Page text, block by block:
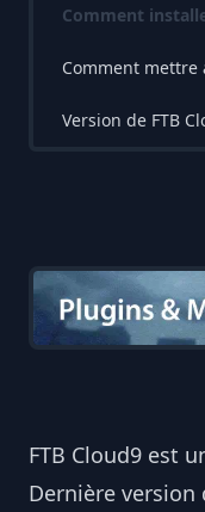
Comment
Comment mettre
Version de FTB
FTB Cloud9 est
Dernière version